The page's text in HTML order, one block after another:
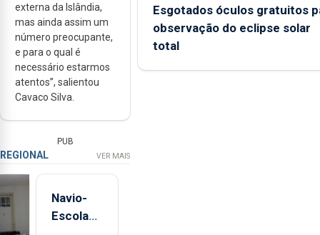
externa da Islândia,
mas ainda assim um
número preocupante,
e para o qual é
necessário estarmos
atentos”, salientou
Cavaco Silva.
PUB
REGIONAL VER MAIS
Navio-
Escola
Esgotados óculos gratuitos
observação do eclipse solar
total